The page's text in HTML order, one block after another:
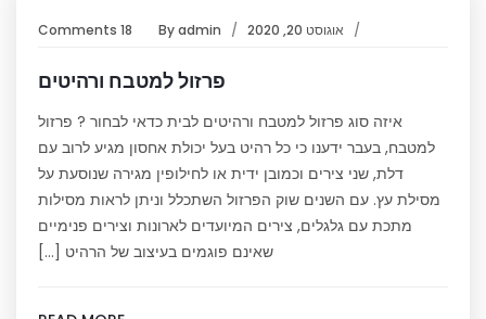
אוגוסט 20, 2020 Byadmin
18 Comments
פרזול למטבח ורהיטים
איזה סוג פרזול למטבח ורהיטים לבית כדאי לבחור ? פרזול
למטבח, בעבר ידענו כי כל רהיט בעל יכולת אחסון מגיע לרוב עם
דלת, שני צירים וכמובן ידית או לחילופין מגירה שנוסעת על
מסילת עץ. עם השנים שוק הפרזול השתכלל וניתן לראות מסילות
מתכת עם גלגלים, צירים המיועדים לארונות וצירים פנימיים
שאינם פוגמים בעיצוב של הרהיט […]